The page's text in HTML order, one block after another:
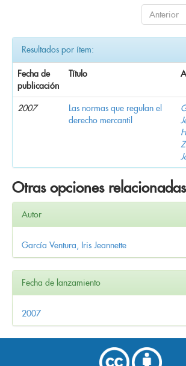
Anterior
Resultados por ítem:
Fecha de
publicación
Título
2007
Las normas que regulan el
derecho mercantil
Otras opciones relacionadas
Autor
García Ventura, Iris Jeannette
Fecha de lanzamiento
2007